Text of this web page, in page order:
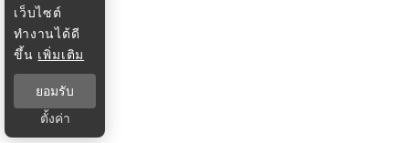
เว็บไซต์
ทำงานได้ดี
ขึ้น เพิ่มเติม
ยอมรับ
ตั้งค่า